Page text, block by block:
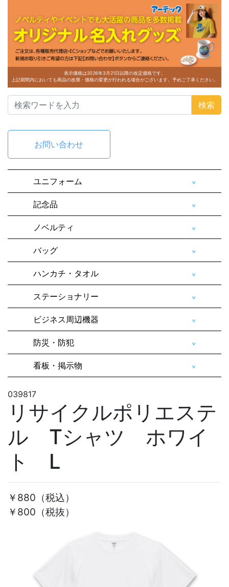
表示価格は2026年3月21日以降の改定価格です。
上記期間内においても商品の改廃・価格の変更が行われる場合がございます。予めご了承ください。
検索
お問い合わせ
ユニフォーム
記念品
ノベルティ
バッグ
ハンカチ・タオル
ステーショナリー
ビジネス周辺機器
防災・防犯
看板・掲示物
039817
リサイクルポリエステ
ル Tシャツ ホワイ
ト L
￥880 （税込）
￥800（税抜）